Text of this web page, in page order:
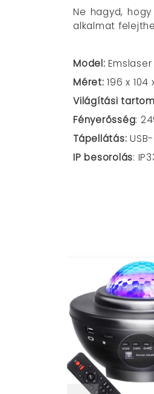
Ne hagyd,
alkalmat
Model: Emslaser
Méret: 196 x 104
Világítási
Fényerősség:
Tápellátás:
IP besorolás: